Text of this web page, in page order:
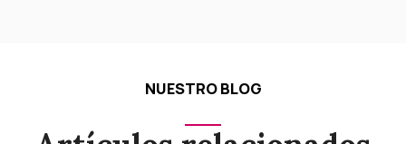
NUESTRO BLOG